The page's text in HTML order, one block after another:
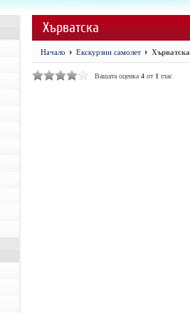
Хърватска
Начало Екскурзии самолет Хърватска
Вашата оценка 4от 1 глас